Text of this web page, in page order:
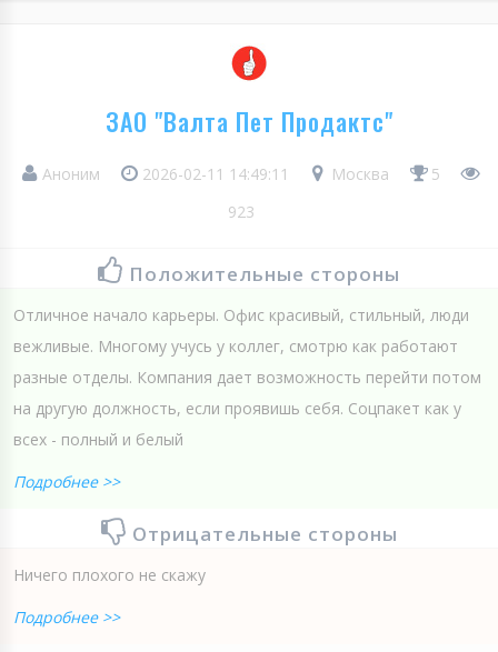
ЗАО "Валта Пет Продактс"
Аноним 2026-02-11 14:49:11 Москва
5
923
Положительные стороны
Отличное начало карьеры. Офис красивый, стильный, люди
вежливые. Многому учусь у коллег, смотрю как работают
разные отделы. Компания дает возможность перейти потом
на другую должность, если проявишь себя. Соцпакет как у
всех - полный и белый
Подробнее >>
Отрицательные стороны
Ничего плохого не скажу
Подробнее >>